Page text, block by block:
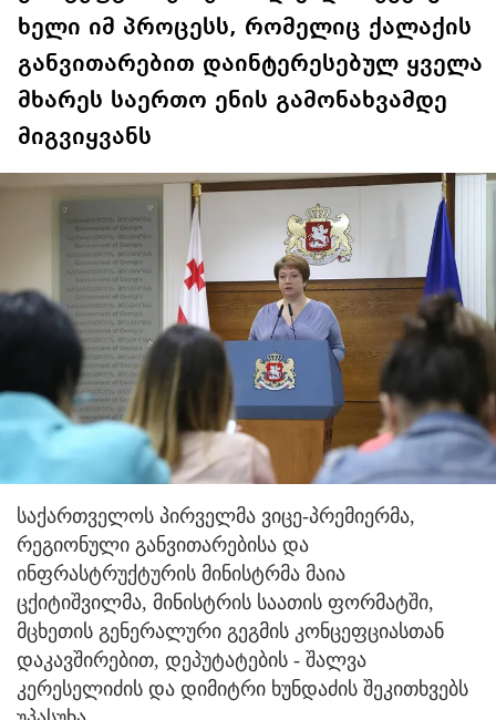
ხელი იმ პროცესს, რომელიც ქალაქის
განვითარებით დაინტერესებულ ყველა
მხარეს საერთო ენის გამონახვამდე
მიგვიყვანს
საქართველოს პირველმა ვიცე-პრემიერმა,
რეგიონული განვითარებისა და
ინფრასტრუქტურის მინისტრმა მაია
ცქიტიშვილმა, მინისტრის საათის ფორმატში,
მცხეთის გენერალური გეგმის კონცეფციასთან
დაკავშირებით, დეპუტატების - შალვა
კერესელიძის და დიმიტრი ხუნდაძის შეკითხვებს